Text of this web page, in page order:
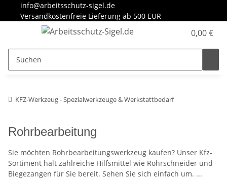
info@arbeitsschutz-sigel.de
Versandkostenfreie Lieferung ab 500 EUR
0,00 €
KFZ-Werkzeug - Spezialwerkzeuge & Werkstattbedarf
Rohrbearbeitung
Sie möchten Rohrbearbeitungswerkzeug kaufen? Unser Kfz-
Sortiment hält zahlreiche Hilfsmittel wie Rohrschneider und
Biegezangen für Sie bereit. Sehen Sie sich einfach um. ...